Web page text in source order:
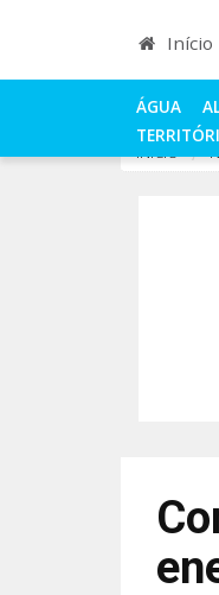
Início
ÁGUA
INÍCIO